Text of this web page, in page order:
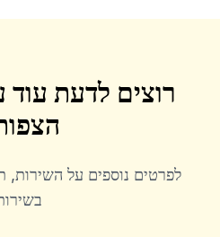
רוצים לדעת עוד
לפרטים נוספים על השירות,